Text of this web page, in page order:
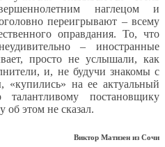
наглецом и
переигрывают – всему
оправдания. То, что
– иностранные
просто не услышали, как
и, не будучи знакомы с
«купились» на ее актуальный
талантливому постановщику
об этом не сказал.
Виктор Матизен из Сочи